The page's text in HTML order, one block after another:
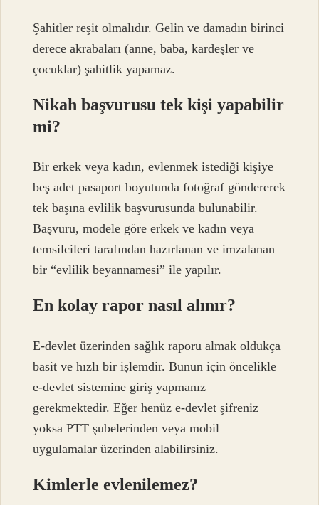
Şahitler reşit olmalıdır. Gelin ve damadın birinci
derece akrabaları (anne, baba, kardeşler ve
çocuklar) şahitlik yapamaz.
Nikah başvurusu tek kişi yapabilir
mi?
Bir erkek veya kadın, evlenmek istediği kişiye
beş adet pasaport boyutunda fotoğraf göndererek
tek başına evlilik başvurusunda bulunabilir.
Başvuru, modele göre erkek ve kadın veya
temsilcileri tarafından hazırlanan ve imzalanan
bir “evlilik beyannamesi” ile yapılır.
En kolay rapor nasıl alınır?
E-devlet üzerinden sağlık raporu almak oldukça
basit ve hızlı bir işlemdir. Bunun için öncelikle
e-devlet sistemine giriş yapmanız
gerekmektedir. Eğer henüz e-devlet şifreniz
yoksa PTT şubelerinden veya mobil
uygulamalar üzerinden alabilirsiniz.
Kimlerle evlenilemez?